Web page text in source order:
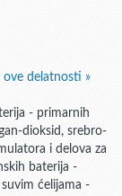
ove delatnosti »
- primarnih
dioksid, srebro-
i delova za
baterija -
ćelijama -